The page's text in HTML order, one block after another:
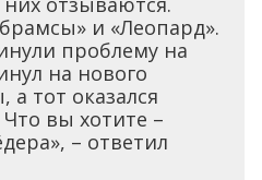
и «Леопард».
проблему на
на нового
тот оказался
вы хотите –
– ответил